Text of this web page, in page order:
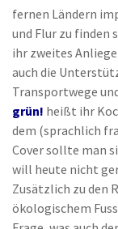
fernen Ländern
und Flur zu finden
ihr zweites
auch die
Transportwege
grün! heißt ihr
dem (sprachlich
Cover sollte man
will heute nicht
Zusätzlich zu den
ökologischem